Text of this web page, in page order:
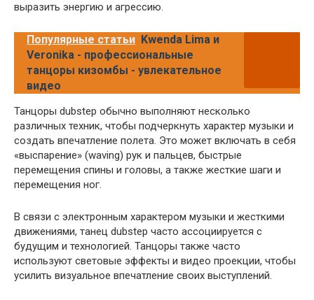
выразить энергию и агрессию.
Популярные статьи Kwenda Lima и
Veronika - профессиональные
танцоры кизомбы - увлекательное
видео
Танцоры dubstep обычно выполняют несколько
различных техник, чтобы подчеркнуть характер музыки и
создать впечатление полета. Это может включать в себя
«выспарение» (waving) рук и пальцев, быстрые
перемещения спины и головы, а также жесткие шаги и
перемещения ног.
В связи с электронным характером музыки и жесткими
движениями, танец dubstep часто ассоциируется с
будущим и технологией. Танцоры также часто
используют световые эффекты и видео проекции, чтобы
усилить визуальное впечатление своих выступлений.